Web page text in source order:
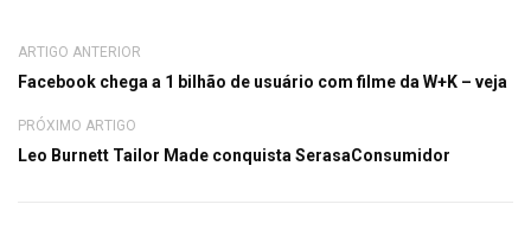
ARTIGO ANTERIOR
Facebook chega a 1 bilhão de usuário com filme da W+K – veja
PRÓXIMO ARTIGO
Leo Burnett Tailor Made conquista SerasaConsumidor